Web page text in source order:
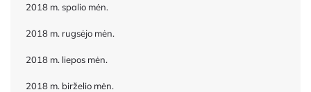
2018 m. spalio mėn.
2018 m. rugsėjo mėn.
2018 m. liepos mėn.
2018 m. birželio mėn.